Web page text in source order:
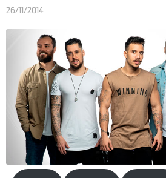
26/11/2014